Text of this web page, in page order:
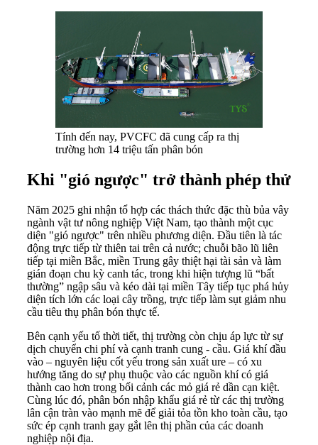
Tính đến nay, PVCFC đã cung cấp ra thị
trường hơn 14 triệu tấn phân bón
Khi "gió ngược" trở thành phép thử
Năm 2025 ghi nhận tổ hợp các thách thức đặc thù bủa vây
ngành vật tư nông nghiệp Việt Nam, tạo thành một cục
diện "gió ngược" trên nhiều phương diện. Đầu tiên là tác
động trực tiếp từ thiên tai trên cả nước; chuỗi bão lũ liên
tiếp tại miền Bắc, miền Trung gây thiệt hại tài sản và làm
gián đoạn chu kỳ canh tác, trong khi hiện tượng lũ “bất
thường” ngập sâu và kéo dài tại miền Tây tiếp tục phá hủy
diện tích lớn các loại cây trồng, trực tiếp làm sụt giảm nhu
cầu tiêu thụ phân bón thực tế.
Bên cạnh yếu tố thời tiết, thị trường còn chịu áp lực từ sự
dịch chuyển chi phí và cạnh tranh cung - cầu. Giá khí đầu
vào – nguyên liệu cốt yếu trong sản xuất ure – có xu
hướng tăng do sự phụ thuộc vào các nguồn khí có giá
thành cao hơn trong bối cảnh các mỏ giá rẻ dần cạn kiệt.
Cùng lúc đó, phân bón nhập khẩu giá rẻ từ các thị trường
lân cận tràn vào mạnh mẽ để giải tỏa tồn kho toàn cầu, tạo
sức ép cạnh tranh gay gắt lên thị phần của các doanh
nghiệp nội địa.